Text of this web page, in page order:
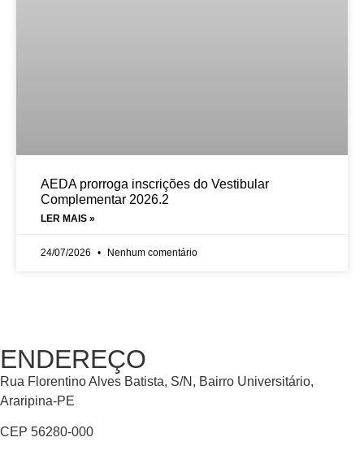
AEDA prorroga inscrições do Vestibular
Complementar 2026.2
LER MAIS »
24/07/2026 Nenhum comentário
ENDEREÇO
Rua Florentino Alves Batista, S/N, Bairro Universitário,
Araripina-PE
CEP 56280-000